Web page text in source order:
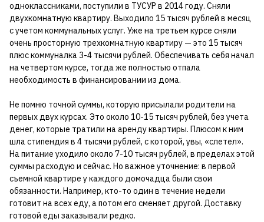
одноклассниками, поступили в ТУСУР в 2014 году. Сняли
двухкомнатную квартиру. Выходило 15 тысяч рублей в месяц
с учетом коммунальных услуг. Уже на третьем курсе сняли
очень просторную трехкомнатную квартиру — это 15 тысяч
плюс коммуналка 3-4 тысячи рублей. Обеспечивать себя начал
на четвертом курсе, тогда же полностью отпала
необходимость в финансировании из дома.
Не помню точной суммы, которую присылали родители на
первых двух курсах. Это около 10-15 тысяч рублей, без учета
денег, которые тратили на аренду квартиры. Плюсом к ним
шла стипендия в 4 тысячи рублей, с которой, увы, «слетел».
На питание уходило около 7-10 тысяч рублей, в пределах этой
суммы расходую и сейчас. Но важное уточнение: в первой
съемной квартире у каждого домочадца были свои
обязанности. Например, кто-то один в течение недели
готовит на всех еду, а потом его сменяет другой. Доставку
готовой еды заказывали редко.